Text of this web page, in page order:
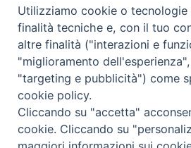
VIDEOGALLERY
ORARI S. MESSE
MODULISTICA
PODCAST
Utilizziamo cookie o tecnologie
finalità tecniche e, con il tuo
altre finalità ("interazioni e
"miglioramento
"targeting e pubblicità") come
cookie policy.
Cliccando su "accetta"
cookie. Cliccando su